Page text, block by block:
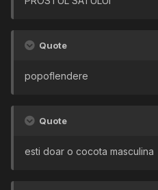
Quote
popoflendere
Quote
esti doar o cocota masculina